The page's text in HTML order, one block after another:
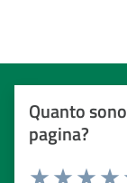
Quanto
pagina?
Valuta da 1 a 5